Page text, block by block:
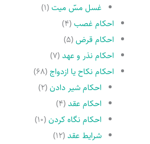
غسل مسّ میت(۱)
احکام غصب(۴)
احکام قرض(۵)
احکام نذر و عهد(۷)
احکام نکاح یا ازدواج(۶۸)
احکام شیر دادن(۲)
احکام عقد(۴)
احکام نگاه کردن(۱۰)
شرایط عقد(۱۲)